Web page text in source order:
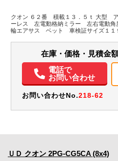
H:2,480
H:3,760
装備情
電動格納ミラー
バックモニター
クオン ６２番 積載１３．５ｔ 大型
ーレス 左電動格納ミラー 左右電動
輪エアサス ベット 車検証サイズ１１
在庫・価格・見積金
電話で
お問い合わせ
お問い合わせNo.218-62
ＵＤ クオン 2PG-CG5CA (8x4)